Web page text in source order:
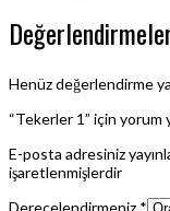
Henüz değerlendirme
“Tekerler 1” için yorum
E-posta adresiniz
işaretlenmişlerdir
Derecelendirmeniz *